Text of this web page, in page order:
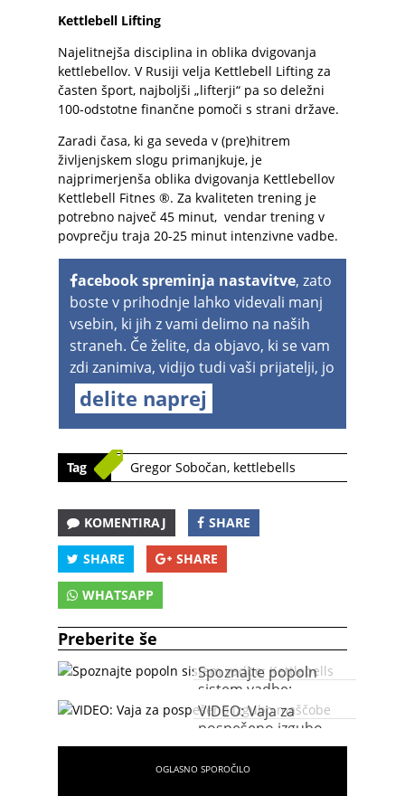
Kettlebell Lifting
Najelitnejša disciplina in oblika dvigovanja
kettlebellov. V Rusiji velja Kettlebell Lifting za
časten šport, najboljši „lifterji“ pa so deležni
100-odstotne finančne pomoči s strani države.
Zaradi časa, ki ga seveda v (pre)hitrem
življenjskem slogu primanjkuje, je
najprimerjenša oblika dvigovanja Kettlebellov
Kettlebell Fitnes ®. Za kvaliteten trening je
potrebno največ 45 minut, vendar trening v
povprečju traja 20-25 minut intenzivne vadbe.
acebook spreminja nastavitve, zato
boste v prihodnje lahko videvali manj
vsebin, ki jih z vami delimo na naših
straneh. Če želite, da objavo, ki se vam
zdi zanimiva, vidijo tudi vaši prijatelji, jo
delite naprej
Tag Gregor Sobočan, kettlebells
KOMENTIRAJ SHARE
SHARE SHARE
WHATSAPP
Preberite še
Spoznajte popoln
sistem vadbe:
Kettlebells
VIDEO: Vaja za
pospešeno izgubo
maščobe